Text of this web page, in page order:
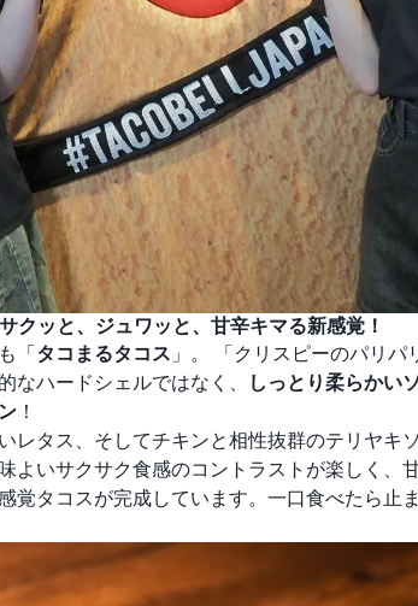
クッと、ジュワッと、甘辛キマる新感覚！
「 タコまるタコス 」。 「クリスピーのパリ
なハードシェルではなく、
しっとり柔らかい
！
レタス、そしてチキンと相性抜群のテリヤキ
よいサクサク食感のコントラストが楽しく、
覚タコスが完成しています。一口食べたら止